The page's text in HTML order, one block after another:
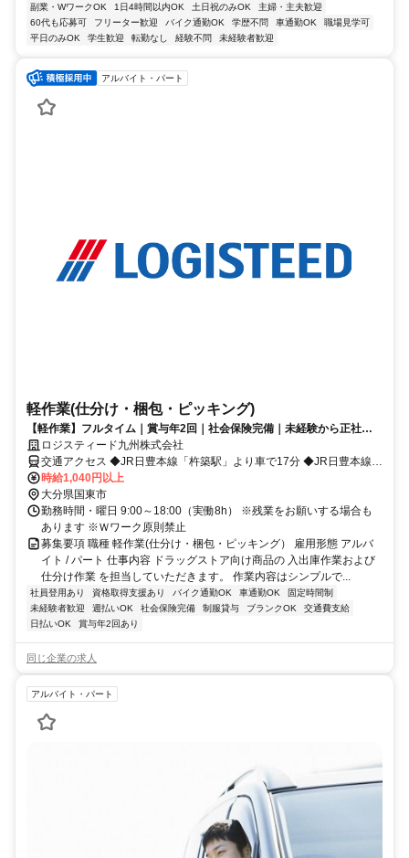
副業・WワークOK
1日4時間以内OK 土日祝のみOK
主婦・主夫歓迎
60代も応募可
フリーター歓迎 バイク通勤OK 学歴不問 車通勤OK
職場見学可
平日のみOK
学生歓迎 転勤なし 経験不問 未経験者歓迎
アルバイト・パート
軽作業(仕分け・梱包・ピッキング)
【軽作業】フルタイム｜賞与年2回｜社会保険完備｜未経験から正社員
転換｜日・週払い可能（規定あり）
ロジスティード九州株式会社
交通アクセス ◆JR日豊本線「杵築駅」より車で17分 ◆JR日豊本線
「大神駅」より車で19分 ◆JR日豊本線「日出駅」より車で19分
時給1,040円以上
大分県国東市
勤務時間・曜日 9:00～18:00（実働8h） ※残業をお願いする場合も
あります ※Ｗワーク原則禁止
募集要項 職種 軽作業(仕分け・梱包・ピッキング） 雇用形態 アルバ
イト / パート 仕事内容 ドラッグストア向け商品の 入出庫作業および
仕分け作業 を担当していただきます。 作業内容はシンプルで...
社員登用あり 資格取得支援あり バイク通勤OK 車通勤OK
固定時間制
未経験者歓迎
週払いOK 社会保険完備 制服貸与 ブランクOK
交通費支給
日払いOK
賞与年2回あり
同じ企業の求人
アルバイト・パート